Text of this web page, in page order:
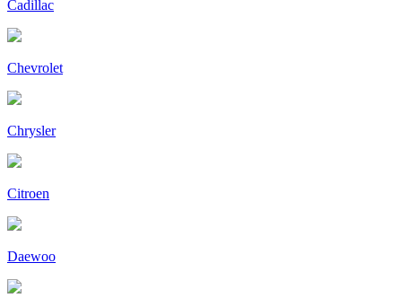
Cadillac
Chevrolet
Chrysler
Citroen
Daewoo